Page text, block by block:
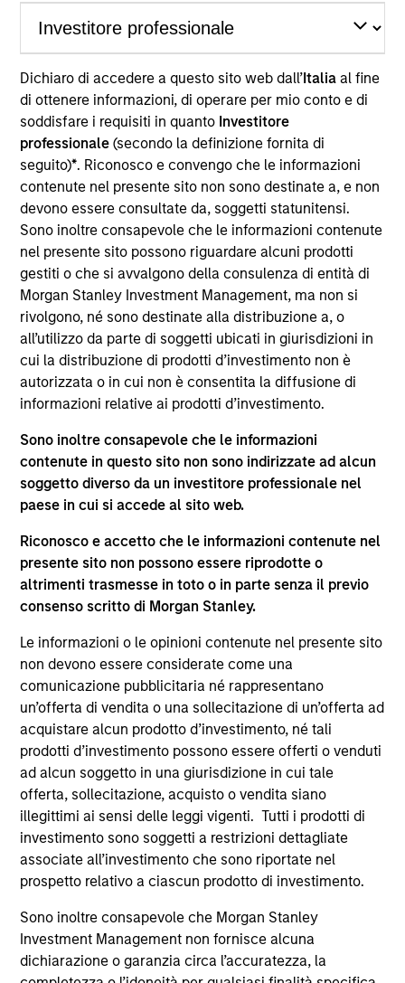
Dichiaro di accedere a questo sito web dall’Italia al fine
di ottenere informazioni, di operare per mio conto e di
soddisfare i requisiti in quanto Investitore
professionale(secondo la definizione fornita di
seguito)*. Riconosco e convengo che le informazioni
contenute nel presente sito non sono destinate a, e non
devono essere consultate da, soggetti statunitensi.
Sono inoltre consapevole che le informazioni contenute
nel presente sito possono riguardare alcuni prodotti
gestiti o che si avvalgono della consulenza di entità di
Morgan Stanley Investment Management, ma non si
rivolgono, né sono destinate alla distribuzione a, o
all’utilizzo da parte di soggetti ubicati in giurisdizioni in
cui la distribuzione di prodotti d’investimento non è
autorizzata o in cui non è consentita la diffusione di
informazioni relative ai prodotti d’investimento.
Sono inoltre consapevole che le informazioni
contenute in questo sito non sono indirizzate ad alcun
soggetto diverso da un investitore professionale nel
paese in cui si accede al sito web.
Riconosco e accetto che le informazioni contenute nel
presente sito non possono essere riprodotte o
altrimenti trasmesse in toto o in parte senza il previo
consenso scritto di Morgan Stanley.
Le informazioni o le opinioni contenute nel presente sito
non devono essere considerate come una
comunicazione pubblicitaria né rappresentano
un’offerta di vendita o una sollecitazione di un’offerta ad
acquistare alcun prodotto d’investimento, né tali
prodotti d’investimento possono essere offerti o venduti
ad alcun soggetto in una giurisdizione in cui tale
offerta, sollecitazione, acquisto o vendita siano
illegittimi ai sensi delle leggi vigenti. Tutti i prodotti di
investimento sono soggetti a restrizioni dettagliate
associate all’investimento che sono riportate nel
prospetto relativo a ciascun prodotto di investimento.
Sono inoltre consapevole che Morgan Stanley
Investment Management non fornisce alcuna
dichiarazione o garanzia circa l’accuratezza, la
*Devise de référence du fonds
Il presente materiale contiene informazioni relative ai
Comparti di Morgan Stanley Investment Funds, una
società di investimento a capitale variabile di diritto
lussemburghese. (la “Società”) è registrata nel
Granducato di Lussemburgo come organismo
d’investimento collettivo ai sensi della Parte 1 della Legge
del 17 dicembre 2010 e successive modifiche. La Società è
un organismo d’investimento collettivo in valori mobiliari
(“OICVM”).
Prima dell’adesione ai comparti, le richieste di
partecipazione non devono essere presentate senza aver
consultato l’ultima versione del Prospetto Informativo, del
documento contenente informazioni chiave (“KID”) o del
documento contenente informazioni chiave per gli
investitori (“KIID”), della relazione annuale e della
relazione semestrale (“Documenti di offerta”) o altri
documenti disponibili sul sito
https://www.morganstanley.com/im/msinvf/index.html
a titolo gratuito presso la Sede legale all’indirizzo
L-2633 Senningerberg, R.C.S. Lussemburgo B 29 192.
Le informazioni relative agli aspetti di sostenibilità del
Comparto e una sintesi dei diritti degli investitori sono
disponibili sul sito web sopra indicato.
Inoltre, gli investitori italiani sono invitati a prendere
visione del “Modulo completo di sottoscrizione” (Extended
Application Form), mentre la sezione “Informazioni
supplementari per Hong Kong” (“Additional Information for
Hong Kong Investors”) all’interno del Prospetto riguarda
in lingua tedesca del Prospetto Informativo, del
documento contenente informazioni chiave per gli
investitori (KID o KIID), dello statuto e delle relazioni
annuali e semestrali e ulteriori informazioni possono
essere ottenute dal rappresentante in Svizzera. Il
rappresentante in Svizzera è Carnegie Fund Services S.A.,
11, rue du Général-Dufour, 1204 Ginevra. L’agente pagatore
in Svizzera è Banque Cantonale de Genève, 17, quai de l’Ile,
1204 Ginevra.
Se la società di gestione del Comparto in questione decide
di cessare l’accordo di commercializzazione del Comparto
in un Paese del SEE in cui esso è registrato per la vendita,
lo farà nel rispetto delle norme OICVM.
rinvia alla pagina delGlossario.
Tutti i dati di performance sono calcolati in base al valore
del patrimonio netto (NAV), al netto delle spese, e non